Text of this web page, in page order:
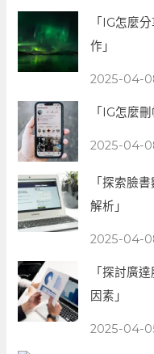
「IG怎麼
作」
2025-04-
「IG怎麼
2025-04-
「探索臉
解析」
2025-04-
「探討廣
因素」
2025-04-